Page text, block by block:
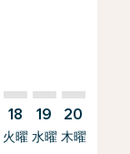
18
火曜
19
水曜
20
木曜